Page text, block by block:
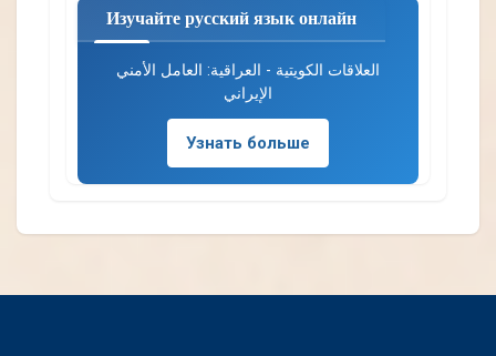
Изучайте русский язык онлайн
العلاقات الكويتية - العراقية: العامل الأمني
الإيراني
Узнать больше